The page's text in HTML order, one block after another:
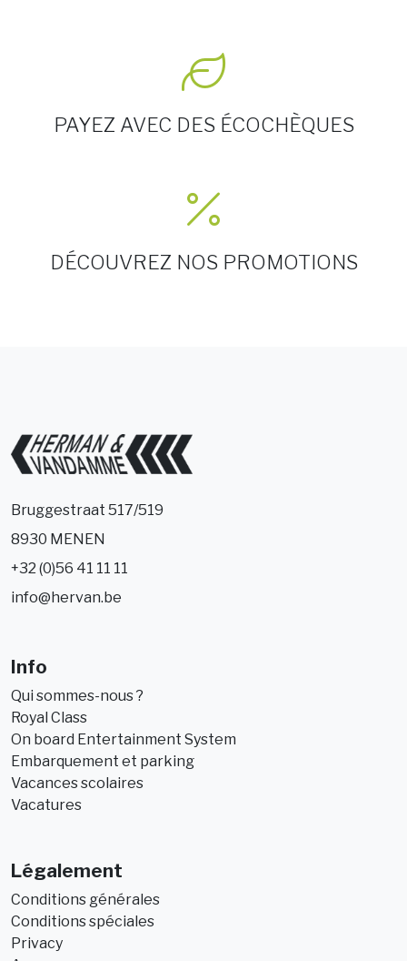
PAYEZ AVEC DES ÉCOCHÈQUES
DÉCOUVREZ NOS PROMOTIONS
Bruggestraat 517/519
8930 MENEN
+32 (0)56 41 11 11
info@hervan.be
Info
Qui sommes-nous ?
Royal Class
On board Entertainment System
Embarquement et parking
Vacances scolaires
Vacatures
Légalement
Conditions générales
Conditions spéciales
Privacy